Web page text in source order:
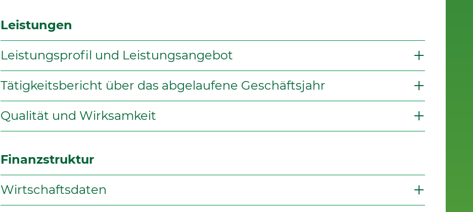
Leistungen
Leistungsprofil und Leistungsangebot
Tätigkeitsbericht über das abgelaufene Geschäftsjahr
Qualität und Wirksamkeit
Finanzstruktur
Wirtschaftsdaten